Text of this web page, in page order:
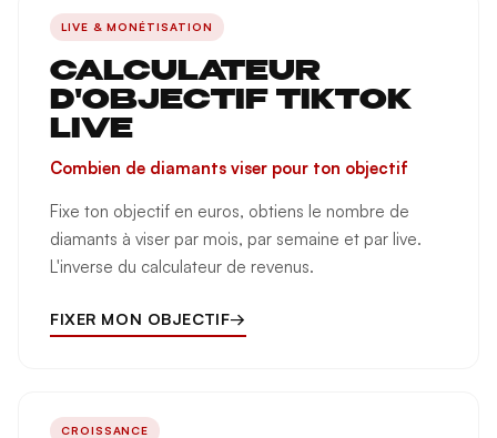
LIVE & MONÉTISATION
CALCULATEUR
D'OBJECTIF TIKTOK
LIVE
Combien de diamants viser pour ton objectif
Fixe ton objectif en euros, obtiens le nombre de
diamants à viser par mois, par semaine et par live.
L'inverse du calculateur de revenus.
FIXER MON OBJECTIF→
CROISSANCE